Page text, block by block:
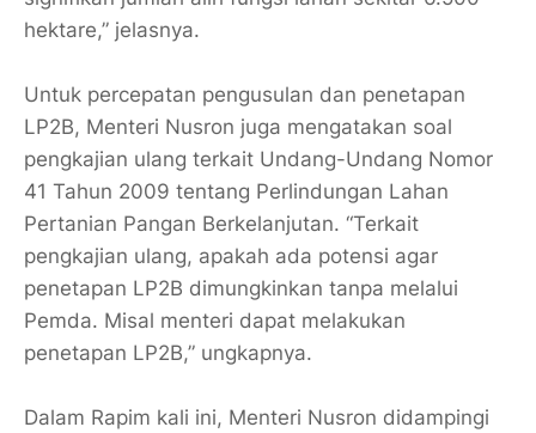
hektare,” jelasnya.
Untuk percepatan pengusulan dan penetapan
LP2B, Menteri Nusron juga mengatakan soal
pengkajian ulang terkait Undang-Undang Nomor
41 Tahun 2009 tentang Perlindungan Lahan
Pertanian Pangan Berkelanjutan. “Terkait
pengkajian ulang, apakah ada potensi agar
penetapan LP2B dimungkinkan tanpa melalui
Pemda. Misal menteri dapat melakukan
penetapan LP2B,” ungkapnya.
Dalam Rapim kali ini, Menteri Nusron didampingi